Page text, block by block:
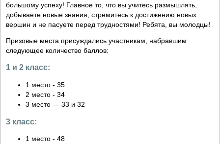
большому успеху! Главное то, что вы учитесь размышлять,
добываете новые знания, стремитесь к достижению новых
вершин и не пасуете перед трудностями! Ребята, вы молодцы!
Призовые места присуждались участникам, набравшим
следующее количество баллов:
1 и 2 класс:
1 место - 35
2 место - 34
3 место — 33 и 32
3 класс:
1 место - 48